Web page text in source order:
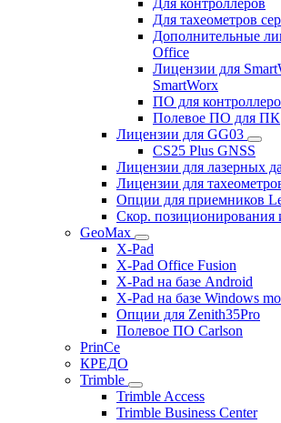
Для тахеометров
Дополнительные
Office
Лицензии для
SmartWorx
ПО для
Полевое ПО для ПК
Лицензии для GG03
CS25 Plus GNSS
Лицензии для лазерных
Лицензии для
Опции для приемников
Скор. позиционирования
GeoMax
X-Pad
X-Pad Office Fusion
X-Pad на базе Android
X-Pad на базе Windows
Опции для Zenith35Pro
Полевое ПО Carlson
PrinCe
КРЕДО
Trimble
Trimble Access
Trimble Business Center